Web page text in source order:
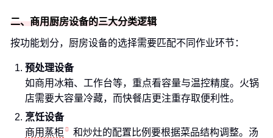
二、商用厨房设备的三大分类逻辑
按功能划分，厨房设备的选择需要匹配不同作业环节：
预处理设备
如商用冰箱、工作台等，重点看容量与温控精度。火锅
店需要大容量冷藏，而快餐店更注重存取便利性。
烹饪设备
商用蒸柜
和炒灶的配置比例要根据菜品结构调整。汤